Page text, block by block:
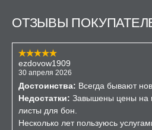
ОТЗЫВЫ
ezdovow1909
30 апреля 2026
Достоинства: Всегда бывают
Недостатки: Завышены цены на
листы для бон.
Несколько лет пользуюсь